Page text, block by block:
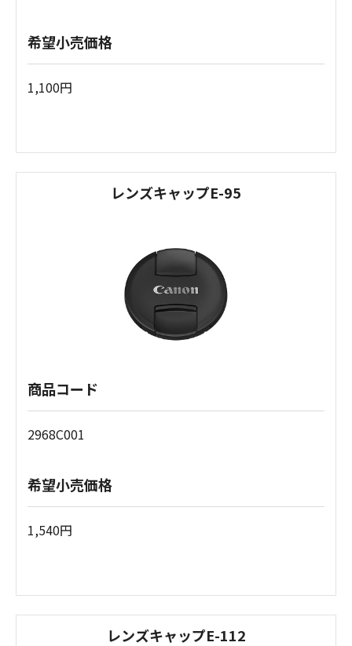
希望小売価格
1,100円
レンズキャップE-95
商品コード
2968C001
希望小売価格
1,540円
レンズキャップE-112